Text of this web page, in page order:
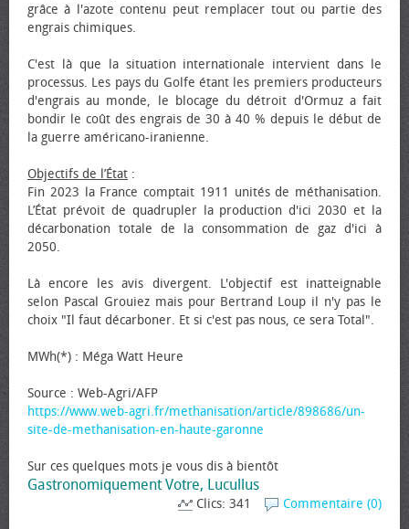
grâce à l'azote contenu peut remplacer tout ou partie des
engrais chimiques.
C'est là que la situation internationale intervient dans le
processus. Les pays du Golfe étant les premiers producteurs
d'engrais au monde, le blocage du détroit d'Ormuz a fait
bondir le coût des engrais de 30 à 40 % depuis le début de
la guerre américano-iranienne.
Objectifs de l’État :
Fin 2023 la France comptait 1911 unités de méthanisation.
L’État prévoit de quadrupler la production d'ici 2030 et la
décarbonation totale de la consommation de gaz d'ici à
2050.
Là encore les avis divergent. L'objectif est inatteignable
selon Pascal Grouiez mais pour Bertrand Loup il n'y pas le
choix "Il faut décarboner. Et si c'est pas nous, ce sera Total".
MWh(*) : Méga Watt Heure
Source : Web-Agri/AFP
https://www.web-agri.fr/methanisation/article/898686/un-
site-de-methanisation-en-haute-garonne
Sur ces quelques mots je vous dis à bientôt
Gastronomiquement Votre, Lucullus
Commentaire (0)
Clics: 341